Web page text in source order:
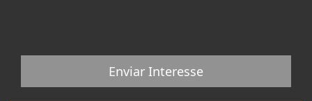
Enviar Interesse